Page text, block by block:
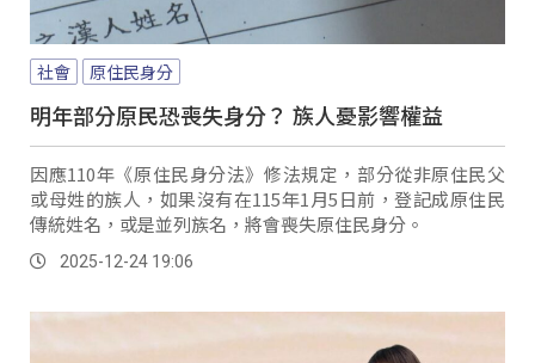
社會 原住民身分
明年部分原民恐喪失身分？ 族人憂影響權益
因應110年《原住民身分法》修法規定，部分從非原住民父
或母姓的族人，如果沒有在115年1月5日前，登記成原住民
傳統姓名，或是並列族名，將會喪失原住民身分。
2025-12-24 19:06